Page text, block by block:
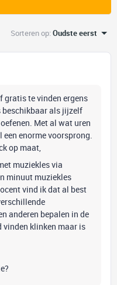
Sorteren op:Oudste eerst
gratis te vinden ergens
beschikbaar als jijzelf
Met al wat uren
een enorme voorsprong.
op maat,
muziekles via
minuut muziekles
vind ik dat al best
anderen bepalen in de
vinden klinken maar is